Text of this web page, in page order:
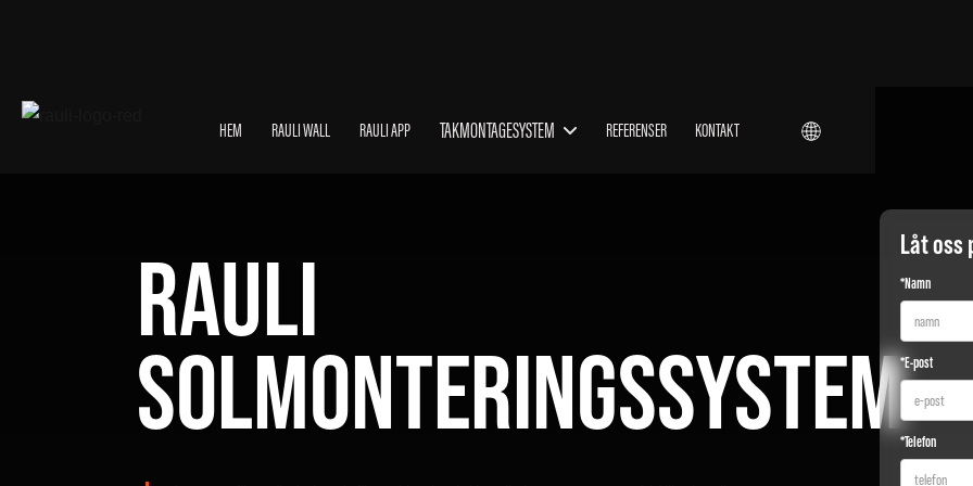
HEM RAULI WALL RAULI APP TAKMONTAGESYSTEM REFERENSER KONTAKT
RAULI
SOLMONTERINGSSYSTEM
Låt oss
*Namn
*E-post
*Telefon